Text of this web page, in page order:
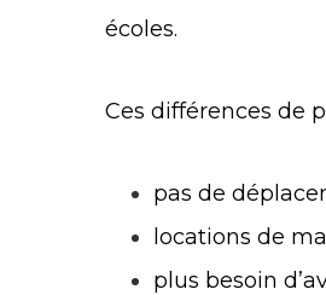
écoles.
Ces différences de
pas de
locations de
plus besoin